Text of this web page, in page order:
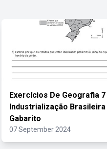
Exercícios De Geografia 7
Industrialização Brasileira
Gabarito
07 September 2024